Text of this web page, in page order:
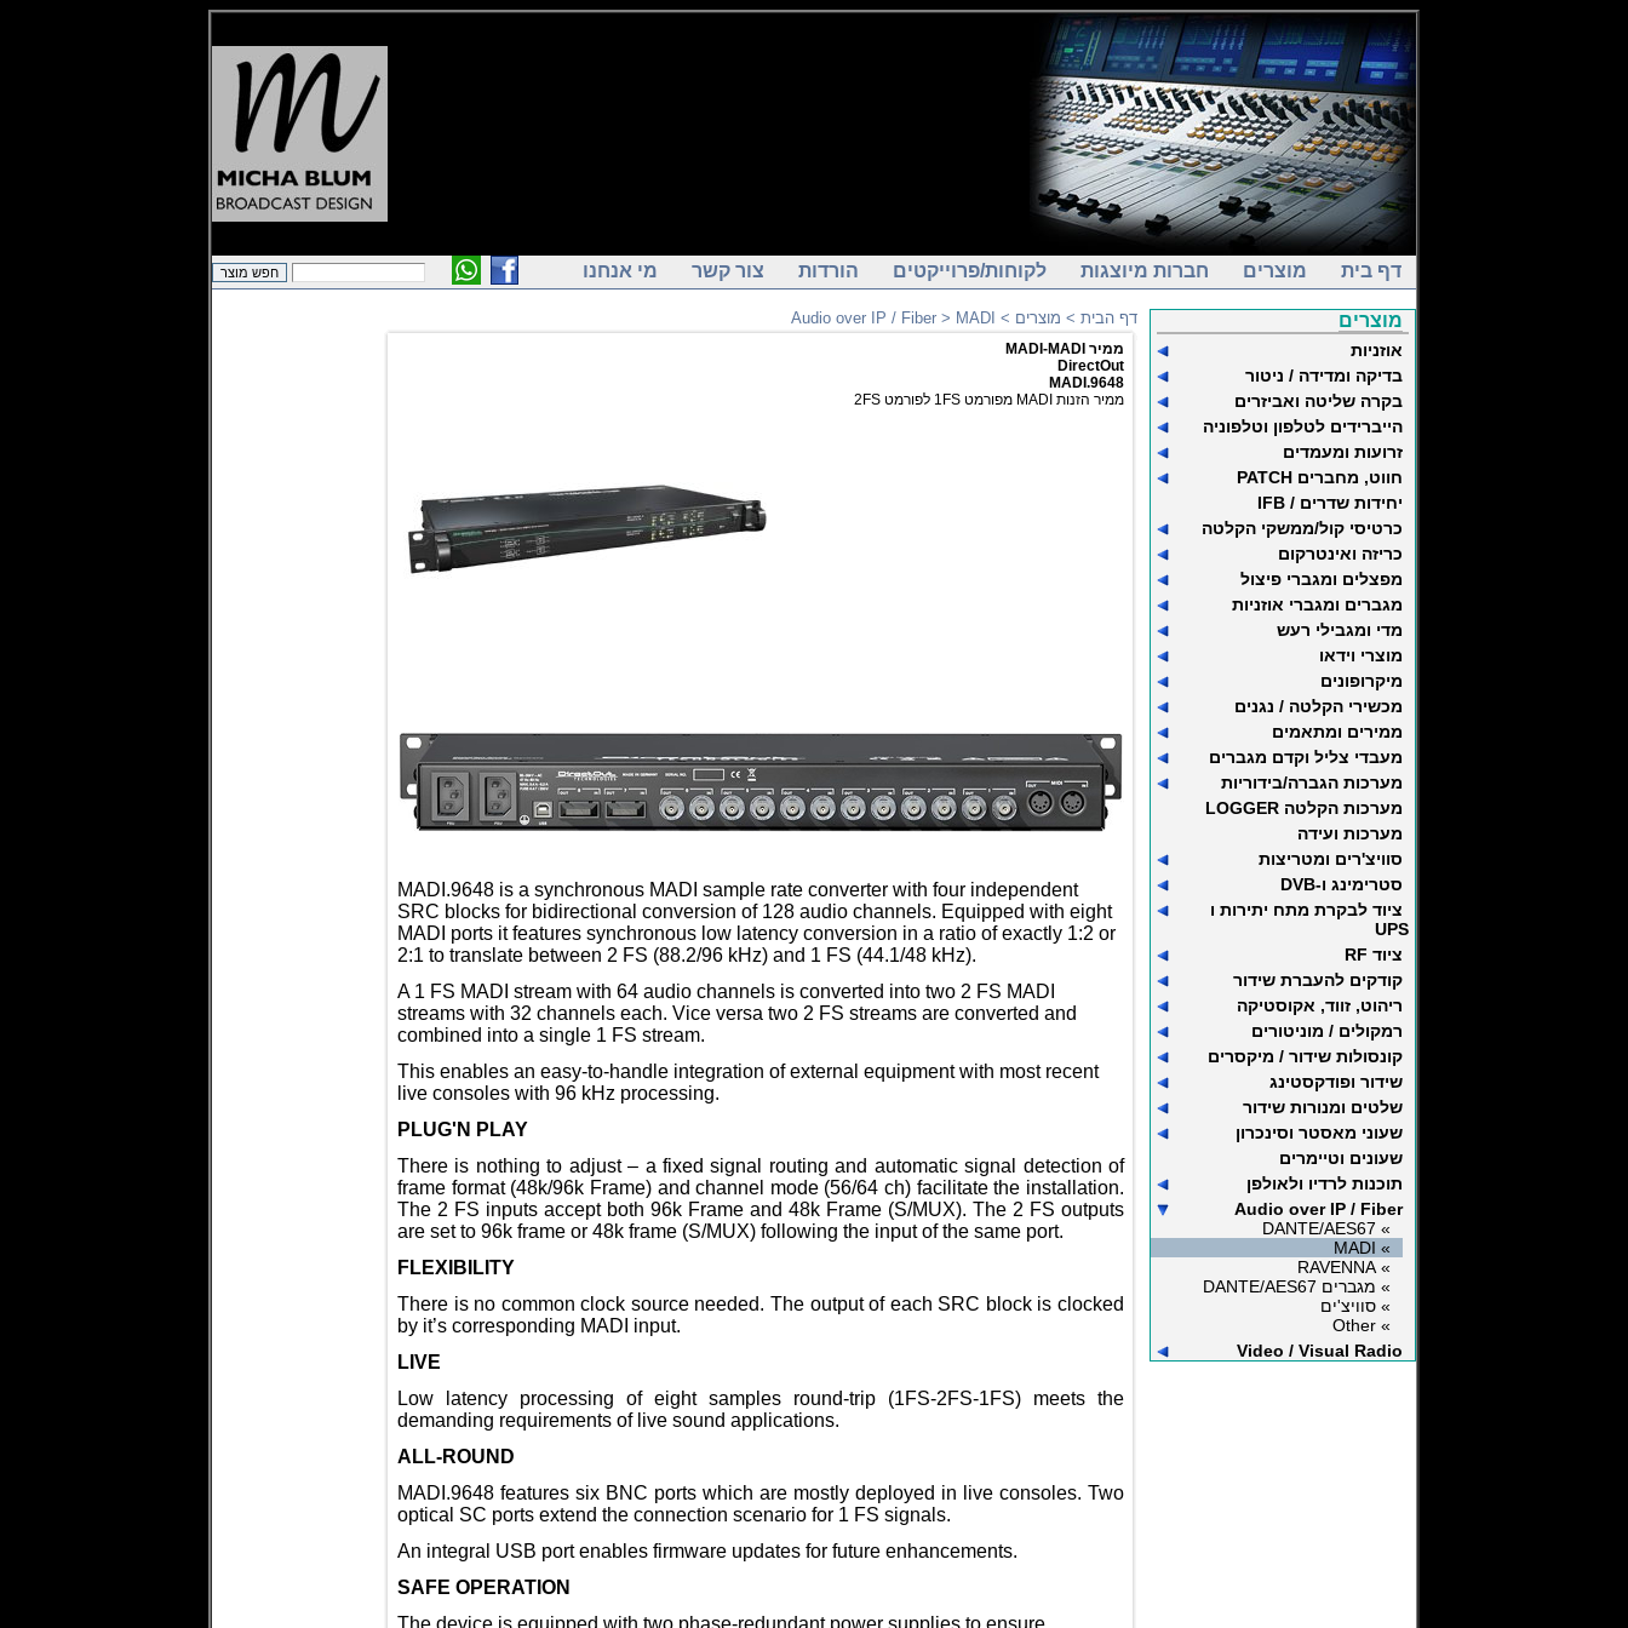
דף בית מוצרים חברות מיוצגות לקוחות/פרוייקטים הורדות צור קשר מי אנחנו
מוצרים
אוזניות
בדיקה ומדידה / ניטור
בקרה שליטה ואביזרים
הייברידים לטלפון וטלפוניה
זרועות ומעמדים
חווט, מחברים PATCH
יחידות שדרים / IFB
כרטיסי קול/ממשקי הקלטה
כריזה ואינטרקום
מפצלים ומגברי פיצול
מגברים ומגברי אוזניות
מדי ומגבילי רעש
מוצרי וידאו
מיקרופונים
מכשירי הקלטה / נגנים
ממירים ומתאמים
מעבדי צליל וקדם מגברים
מערכות הגברה/בידוריות
מערכות הקלטה LOGGER
מערכות ועידה
סוויצ'רים ומטריצות
סטרימינג ו-DVB
ציוד לבקרת מתח יתירות ו
UPS
ציוד RF
קודקים להעברת שידור
ריהוט, זווד, אקוסטיקה
רמקולים / מוניטורים
קונסולות שידור / מיקסרים
שידור ופודקסטינג
שלטים ומנורות שידור
שעוני מאסטר וסינכרון
שעונים וטיימרים
תוכנות לרדיו ולאולפן
Audio over IP / Fiber
» DANTE/AES67
» MADI
» RAVENNA
» מגברים DANTE/AES67
» סוויצ'ים
» Other
Video / Visual Radio
דף הבית > מוצרים >
Audio over IP / Fiber > MADI
ממיר MADI-MADI
DirectOut
MADI.9648
ממיר הזנות MADI מפורמט 1FS לפורמט 2FS
MADI.9648 is a synchronous MADI sample rate converter with four independent
SRC blocks for bidirectional conversion of 128 audio channels. Equipped with eight
MADI ports it features synchronous low latency conversion in a ratio of exactly 1:2 or
2:1 to translate between 2 FS (88.2/96 kHz) and 1 FS (44.1/48 kHz).
A 1 FS MADI stream with 64 audio channels is converted into two 2 FS MADI
streams with 32 channels each. Vice versa two 2 FS streams are converted and
combined into a single 1 FS stream.
This enables an easy-to-handle integration of external equipment with most recent
live consoles with 96 kHz processing.
PLUG'N PLAY
There is nothing to adjust – a fixed signal routing and automatic signal detection of
frame format (48k/96k Frame) and channel mode (56/64 ch) facilitate the installation.
The 2 FS inputs accept both 96k Frame and 48k Frame (S/MUX). The 2 FS outputs
are set to 96k frame or 48k frame (S/MUX) following the input of the same port.
FLEXIBILITY
There is no common clock source needed. The output of each SRC block is clocked
by it’s corresponding MADI input.
LIVE
Low latency processing of eight samples round-trip (1FS-2FS-1FS) meets the
demanding requirements of live sound applications.
ALL-ROUND
MADI.9648 features six BNC ports which are mostly deployed in live consoles. Two
optical SC ports extend the connection scenario for 1 FS signals.
An integral USB port enables firmware updates for future enhancements.
SAFE OPERATION
The device is equipped with two phase-redundant power supplies to ensure